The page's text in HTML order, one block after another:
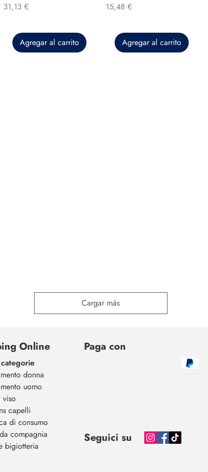
Precio
31,13 €
Agregar al carrito
Precio
15,48 €
Agregar al carrito
Cargar más
Online
donna
uomo
viso
capelli
di consumo
compagnia
bigiotteria
Paga con
Seguici su